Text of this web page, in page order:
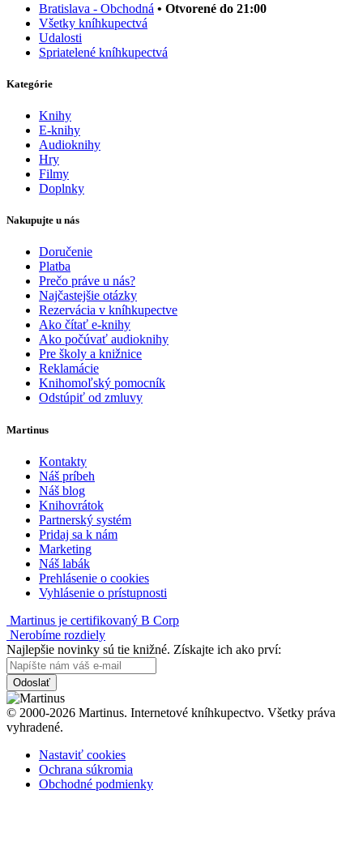
Bratislava - Obchodná • Otvorené do 21:00
Všetky kníhkupectvá
Udalosti
Spriatelené kníhkupectvá
Kategórie
Knihy
E-knihy
Audioknihy
Hry
Filmy
Doplnky
Nakupujte u nás
Doručenie
Platba
Prečo práve u nás?
Najčastejšie otázky
Rezervácia v kníhkupectve
Ako čítať e-knihy
Ako počúvať audioknihy
Pre školy a knižnice
Reklamácie
Knihomoľský pomocník
Odstúpiť od zmluvy
Martinus
Kontakty
Náš príbeh
Náš blog
Knihovrátok
Partnerský systém
Pridaj sa k nám
Marketing
Náš labák
Prehlásenie o cookies
Vyhlásenie o prístupnosti
Martinus je certifikovaný B Corp
Nerobíme rozdiely
Najlepšie novinky sú tie knižné. Získajte ich ako prví:
Odoslať
© 2000-2026 Martinus. Internetové kníhkupectvo. Všetky práva
vyhradené.
Nastaviť cookies
Ochrana súkromia
Obchodné podmienky